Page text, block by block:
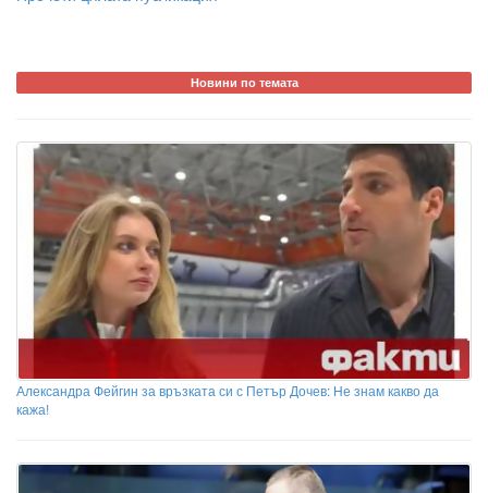
Новини по темата
Александра Фейгин за връзката си с Петър Дочев: Не знам какво да
кажа!